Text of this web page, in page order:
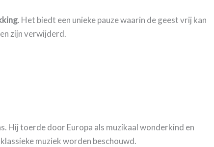
. Het biedt een unieke pauze waarin de geest vrij kan
zijn verwijderd.
Hij toerde door Europa als muzikaal wonderkind en
muziek worden beschouwd.